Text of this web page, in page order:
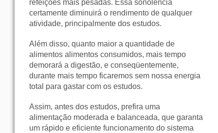
refeições mais pesadas. Essa sonolência
certamente diminuirá o rendimento de qualquer
atividade, principalmente dos estudos.
Além disso, quanto maior a quantidade de
alimentos alimentos consumidos, mais tempo
demorará a digestão, e conseqüentemente,
durante mais tempo ficaremos sem nossa energia
total para gastar com os estudos.
Assim, antes dos estudos, prefira uma
alimentação moderada e balanceada, que garanta
um rápido e eficiente funcionamento do sistema